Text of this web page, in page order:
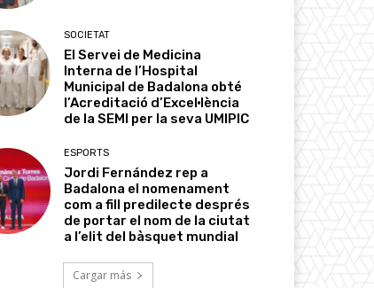
SOCIETAT
El Servei de Medicina
Interna de l’Hospital
Municipal de Badalona obté
l’Acreditació d’Excel·lència
de la SEMI per la seva UMIPIC
ESPORTS
Jordi Fernández rep a
Badalona el nomenament
com a fill predilecte després
de portar el nom de la ciutat
a l’elit del bàsquet mundial
Cargar más